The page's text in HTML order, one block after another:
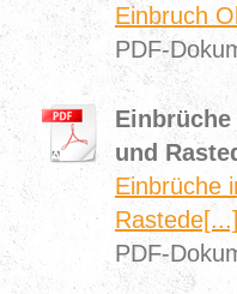
Einbruch
PDF-
und
Einbrüche
Rastede[...]
PDF-